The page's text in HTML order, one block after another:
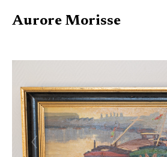
Aurore Morisse